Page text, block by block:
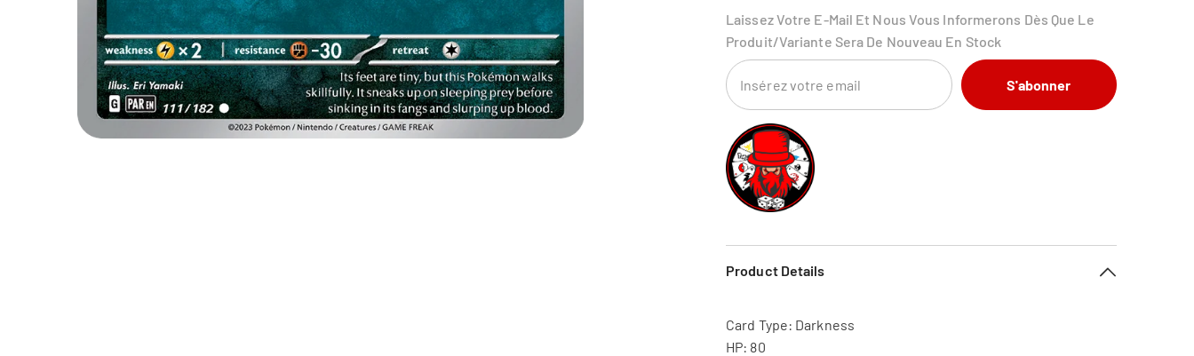
Laissez Votre E-Mail Et Nous Vous Informerons Dès Que Le
Produit/variante Sera De Nouveau En Stock
S'abonner
Product Details
Card Type: Darkness
HP: 80